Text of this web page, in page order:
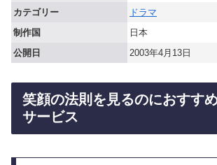
カテゴリー
ドラマ
制作国
日本
公開日
2003年4月13日
笑顔の法則を見るのにおすす
サービス